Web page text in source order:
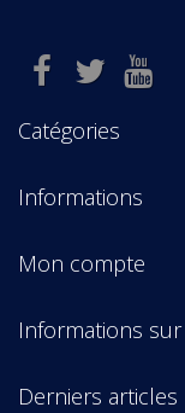
Catégories
Informations
Mon compte
Informations
Derniers articles